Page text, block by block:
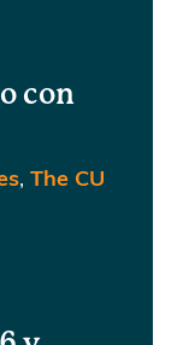
con
, The CU